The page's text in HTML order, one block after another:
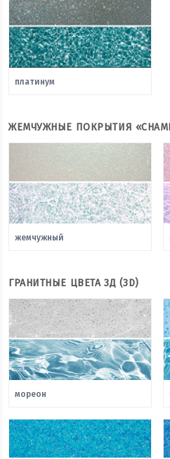
платинум
ЖЕМЧУЖНЫЕ ПОКРЫТИЯ
жемчужный
ГРАНИТНЫЕ ЦВЕТА 3Д (3D)
мореон